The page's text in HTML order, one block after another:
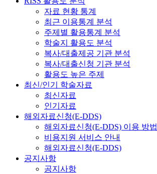
자료 현황 통계
최근 이용통계 분석
주제별 활용통계 분석
학술지 활용도 분석
복사/대출제공 기관 분석
복사/대출신청 기관 분석
활용도 높은 주제
최신/인기 학술자료
최신자료
인기자료
해외자료신청(E-DDS)
해외자료신청(E-DDS) 이용 방법
비용지원 서비스 안내
해외자료신청(E-DDS)
공지사항
공지사항